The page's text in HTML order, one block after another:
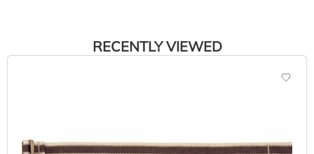
RECENTLY VIEWED